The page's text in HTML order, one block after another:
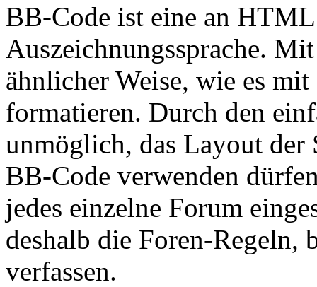
BB-Code ist eine an
Auszeichnungssprache.
ähnlicher Weise, wie es
formatieren. Durch den
unmöglich, das Layout der
BB-Code verwenden
jedes einzelne Forum
deshalb die Foren-Regeln,
verfassen.